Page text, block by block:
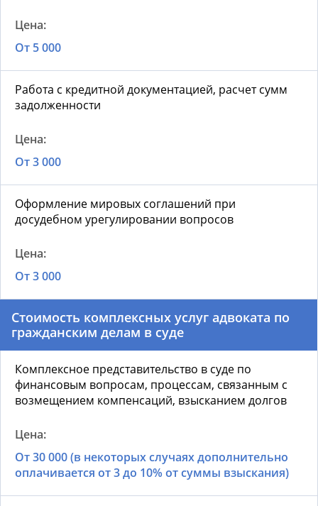
От 5 000
Работа с кредитной документацией, расчет сумм
задолженности
От 3 000
Оформление мировых соглашений при
досудебном урегулировании вопросов
От 3 000
Стоимость комплексных услуг адвоката по
гражданским делам в суде
Комплексное представительство в суде по
финансовым вопросам, процессам, связанным с
возмещением компенсаций, взысканием долгов
От 30 000 (в некоторых случаях дополнительно
оплачивается от 3 до 10% от суммы взыскания)